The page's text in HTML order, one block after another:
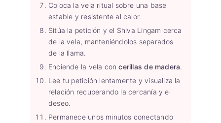
Coloca la vela ritual sobre una base
estable y resistente al calor.
Sitúa la petición y el Shiva Lingam cerca
de la vela, manteniéndolos separados
de la llama.
Enciende la vela concerillas de madera.
Lee tu petición lentamente y visualiza la
relación recuperando la cercanía y el
deseo.
Permanece unos minutos conectando